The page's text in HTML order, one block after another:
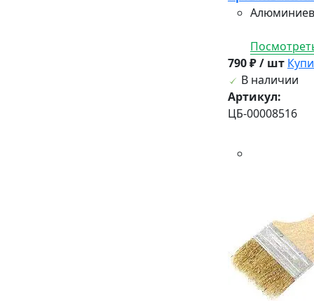
790 ₽ / шт
В наличии
Артикул:
ЦБ-00008516